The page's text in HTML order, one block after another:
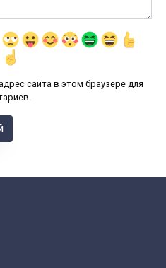
сайта в этом браузере для